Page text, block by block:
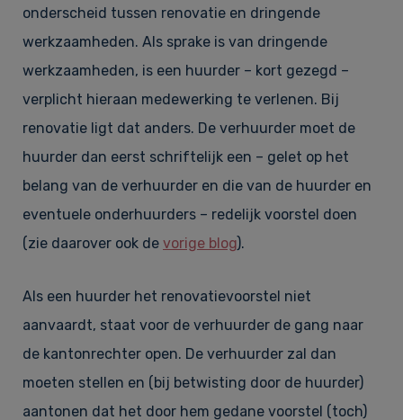
onderscheid tussen renovatie en dringende
werkzaamheden. Als sprake is van dringende
werkzaamheden, is een huurder – kort gezegd –
verplicht hieraan medewerking te verlenen. Bij
renovatie ligt dat anders. De verhuurder moet de
huurder dan eerst schriftelijk een – gelet op het
belang van de verhuurder en die van de huurder en
eventuele onderhuurders – redelijk voorstel doen
(zie daarover ook de vorige blog).
Als een huurder het renovatievoorstel niet
aanvaardt, staat voor de verhuurder de gang naar
de kantonrechter open. De verhuurder zal dan
moeten stellen en (bij betwisting door de huurder)
aantonen dat het door hem gedane voorstel (toch)